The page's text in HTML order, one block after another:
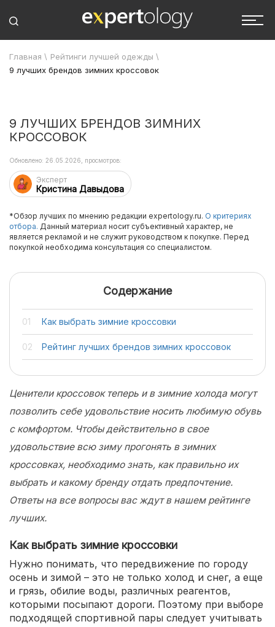
Главная \ Рейтинги лучшей одежды \
9 лучших брендов зимних кроссовок
9 ЛУЧШИХ БРЕНДОВ ЗИМНИХ
КРОССОВОК
Эксперт
Кристина Давыдова
Обновлено: 26.05.2026, просмотров:
*Обзор лучших по мнению редакции expertology.ru. О критериях
отбора. Данный материал носит субъективный характер, не
является рекламой и не служит руководством к покупке. Перед
покупкой необходима консультация со специалистом.
Содержание
Как выбрать зимние кроссовки
Рейтинг лучших брендов зимних кроссовок
Ценители кроссовок теперь и в зимние холода могут
позволить себе удовольствие носить любимую обувь
с комфортом. Чтобы действительно в свое
удовольствие всю зиму прогонять в зимних
кроссовках, необходимо знать, как правильно их
выбрать и какому бренду отдать предпочтение.
Ответы на все вопросы вас ждут в нашем рейтинге
лучших.
Как выбрать зимние кроссовки
Нужно понимать, что передвижение по городу
осень и зимой – это не только холод и снег, а еще
и грязь, обилие воды, различных реагентов,
которыми посыпают дороги. Поэтому при выборе
подходящей спортивной пары следует учитывать